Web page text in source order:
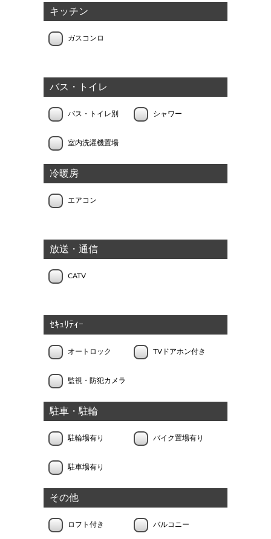
キッチン
ガスコンロ
バス・トイレ
バス・トイレ別 シャワー
室内洗濯機置場
冷暖房
エアコン
放送・通信
CATV
ｾｷｭﾘﾃｨｰ
オートロック TVドアホン付き
監視・防犯カメラ
駐車・駐輪
駐輪場有り バイク置場有り
駐車場有り
その他
ロフト付き バルコニー